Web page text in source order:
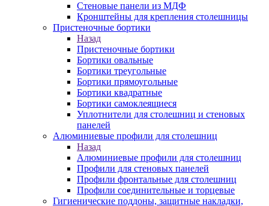
Стеновые панели из МДФ
Кронштейны для крепления столешницы
Пристеночные бортики
Назад
Пристеночные бортики
Бортики овальные
Бортики треугольные
Бортики прямоугольные
Бортики квадратные
Бортики самоклеящиеся
Уплотнители для столешниц и стеновых
панелей
Алюминиевые профили для столешниц
Назад
Алюминиевые профили для столешниц
Профили для стеновых панелей
Профили фронтальные для столешниц
Профили соединительные и торцевые
Гигиенические поддоны, защитные накладки,